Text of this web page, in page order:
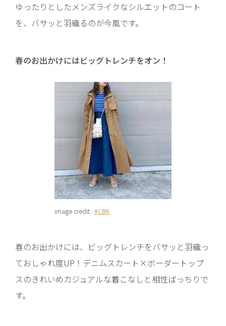
ゆったりとしたメンズライクなシルエットのコート
を、バサッと羽織るのが今風です。
春のお出かけにはビッグトレンチをオン！
image credit : #CBK
春のお出かけには、ビッグトレンチをバサッと羽織っ
ておしゃれ度UP！デニムスカート×ボーダートップ
スのきれいめカジュアルな着こなしと相性ばっちりで
す。